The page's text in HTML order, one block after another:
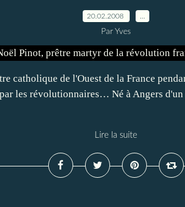
20.02.2008
Par Yves
catholique de l'Ouest de la France
les révolutionnaires… Né à Angers
Lire la suite